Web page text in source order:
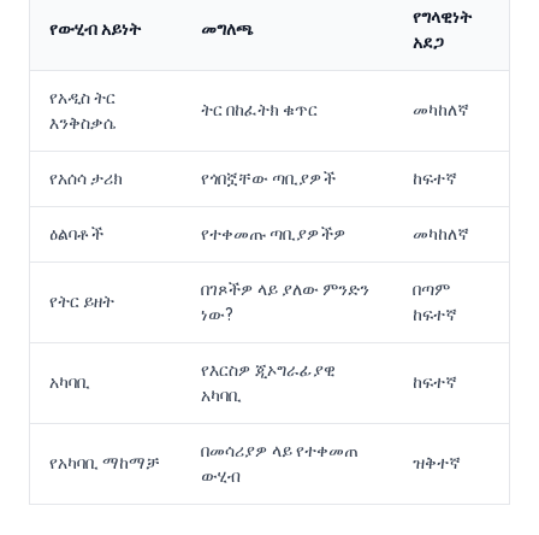
የውሂብ አይነት መግለጫ
የግላዊነት
አደጋ
የአዲስ ትር
እንቅስቃሴ
ትር በከፈትክ ቁጥር መካከለኛ
የአሰሳ ታሪክ የጎበኟቸው ጣቢያዎች ከፍተኛ
ዕልባቶች የተቀመጡ ጣቢያዎችዎ መካከለኛ
የትር ይዘት
በገጾችዎ ላይ ያለው ምንድን
ነው?
በጣም
ከፍተኛ
አካባቢ
የእርስዎ ጂኦግራፊያዊ
አካባቢ
ከፍተኛ
የአካባቢ ማከማቻ
በመሳሪያዎ ላይ የተቀመጠ
ውሂብ
ዝቅተኛ